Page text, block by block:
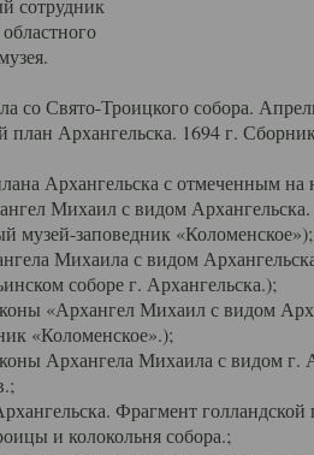
сотрудник
со Свято-Троицкого собора.
Архангельска. 1694 г. Сборник
Архангельска с отмеченным
Михаил с видом
музей-заповедник «Коломенское»);
Михаила с видом
соборе г. Архангельска.);
«Архангел Михаил с видом
«Коломенское».);
Архангела Михаила с видом г.
Фрагмент
и колокольня собора.;